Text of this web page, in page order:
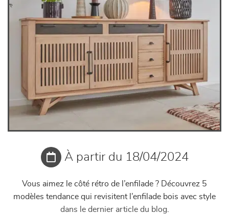
À partir du 18/04/2024
Vous aimez le côté rétro de l’enfilade ? Découvrez 5
modèles tendance qui revisitent l’enfilade bois avec style
dans le dernier article du blog.